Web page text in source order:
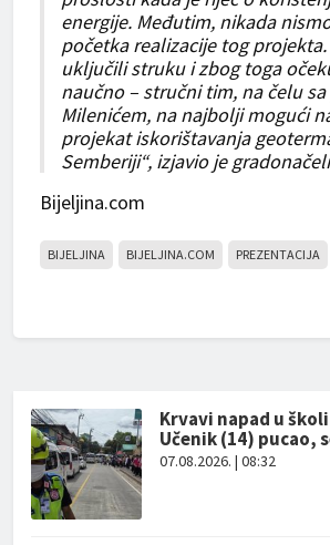
energije. Međutim, nikada
početka realizacije tog
uključili struku i zbog toga
naučno – stručni tim, na čelu
Milenićem, na najbolji mogući
projekat iskorištavanja
Semberiji“, izjavio je
Bijeljina.com
BIJELJINA BIJELJINA.COM PREZENTACIJA
Krvavi napad u
Učenik (14) pucao,
07.08.2026. | 08:32